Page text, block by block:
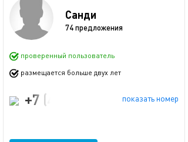
Санди
74 предложения
проверенный пользователь
размещается больше двух лет
показать номер
+7 (499) 444-14-01